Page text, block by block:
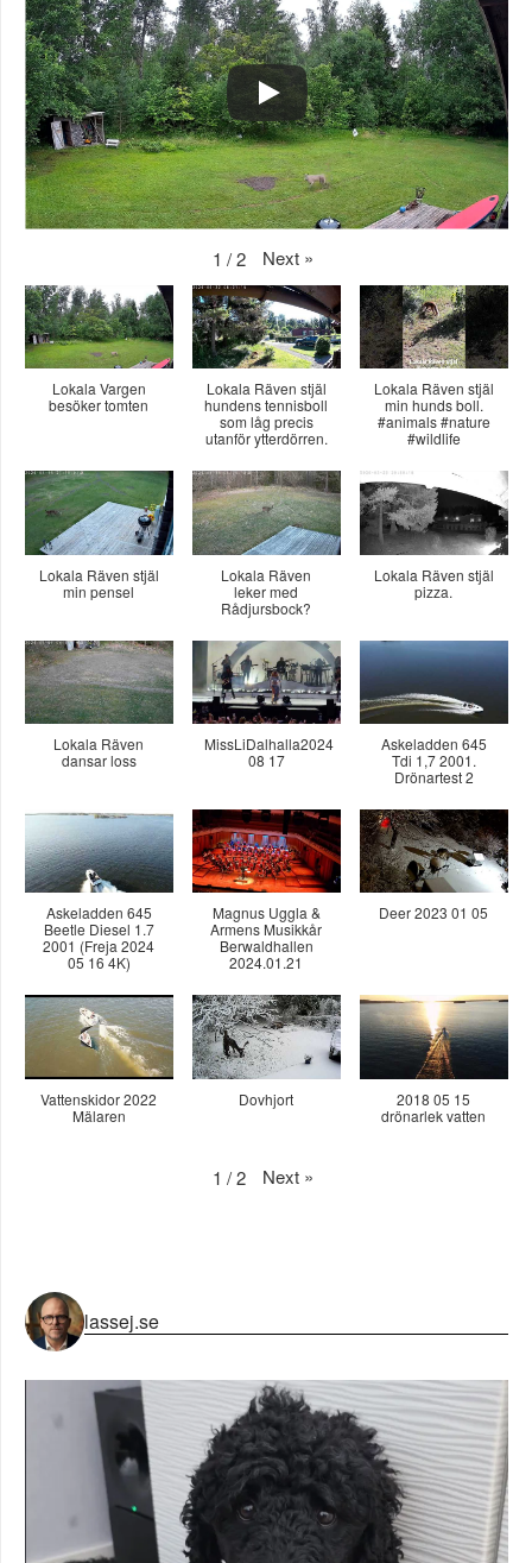
1 /2 Next »
Lokala Vargen
besöker tomten
Lokala Räven stjäl
hundens tennisboll
som låg precis
utanför ytterdörren.
Lokala Räven stjäl
min hunds boll.
#animals #nature
#wildlife
Lokala Räven stjäl
min pensel
Lokala Räven
leker med
Rådjursbock?
Lokala Räven stjäl
pizza.
Lokala Räven
dansar loss
MissLiDalhalla2024
08 17
Askeladden 645
Tdi 1,7 2001.
Drönartest 2
Askeladden 645
Beetle Diesel 1.7
2001 (Freja 2024
05 16 4K)
Magnus Uggla &
Armens Musikkår
Berwaldhallen
2024.01.21
Deer 2023 01 05
Vattenskidor 2022
Mälaren
Dovhjort
2018 05 15
drönarlek vatten
1 /2 Next »
lassej.se